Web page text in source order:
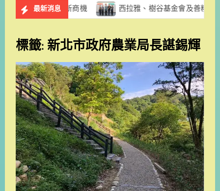
記
名
單
最新消息
市新商機 西拉雅、樹谷基金會及善糧不二獲國家環
標籤:新北市政府農業局長諶錫輝